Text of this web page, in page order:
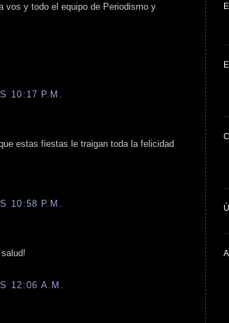
vos y todo el equipo de Periodismo y
10:17 P.M.
estas fiestas le traigan toda la felicidad
10:58 P.M.
12:06 A.M.